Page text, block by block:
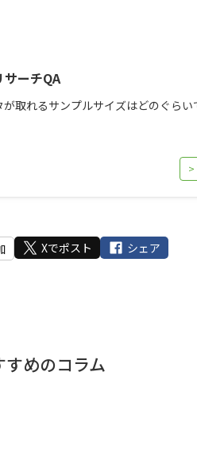
サーチQA
取れるサンプルサイズはどのぐらい
Xでポスト シェア
めのコラム